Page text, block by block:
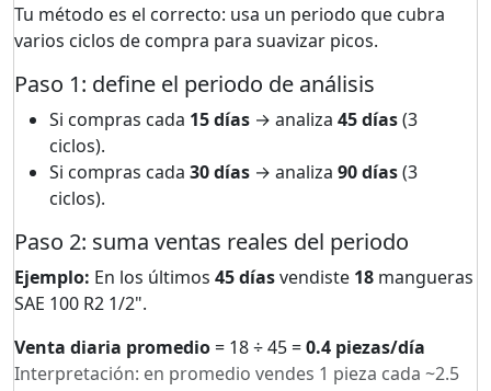
Tu método es el correcto: usa un periodo que cubra
varios ciclos de compra para suavizar picos.
Paso 1: define el periodo de análisis
Si compras cada 15 días → analiza 45 días(3
ciclos).
Si compras cada 30 días → analiza 90 días(3
ciclos).
Paso 2: suma ventas reales del periodo
Ejemplo: En los últimos 45 díasvendiste 18 mangueras
SAE 100 R2 1/2".
Venta diaria promedio= 18 ÷ 45 =0.4 piezas/día
Interpretación: en promedio vendes 1 pieza cada ~2.5